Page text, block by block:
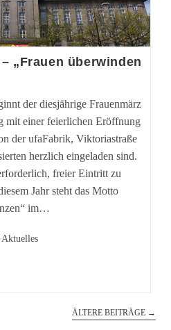
„Frauen überwinden
der diesjährige Frauenmärz
mit einer feierlichen Eröffnung
der ufaFabrik, Viktoriastraße
herzlich eingeladen sind.
freier Eintritt zu
Jahr steht das Motto
im…
Aktuelles
ÄLTERE BEITRÄGE →